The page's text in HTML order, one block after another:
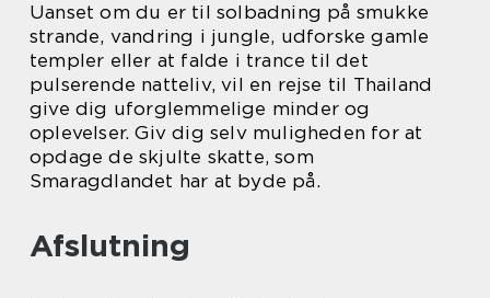
Uanset om du er til solbadning på smukke
strande, vandring i jungle, udforske gamle
templer eller at falde i trance til det
pulserende natteliv, vil en rejse til Thailand
give dig uforglemmelige minder og
oplevelser. Giv dig selv muligheden for at
opdage de skjulte skatte, som
Smaragdlandet har at byde på.
Afslutning